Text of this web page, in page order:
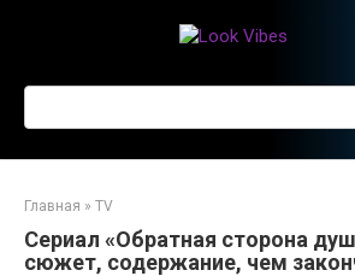
Главная » TV
Сериал «Обратная сторона
сюжет, содержание, чем